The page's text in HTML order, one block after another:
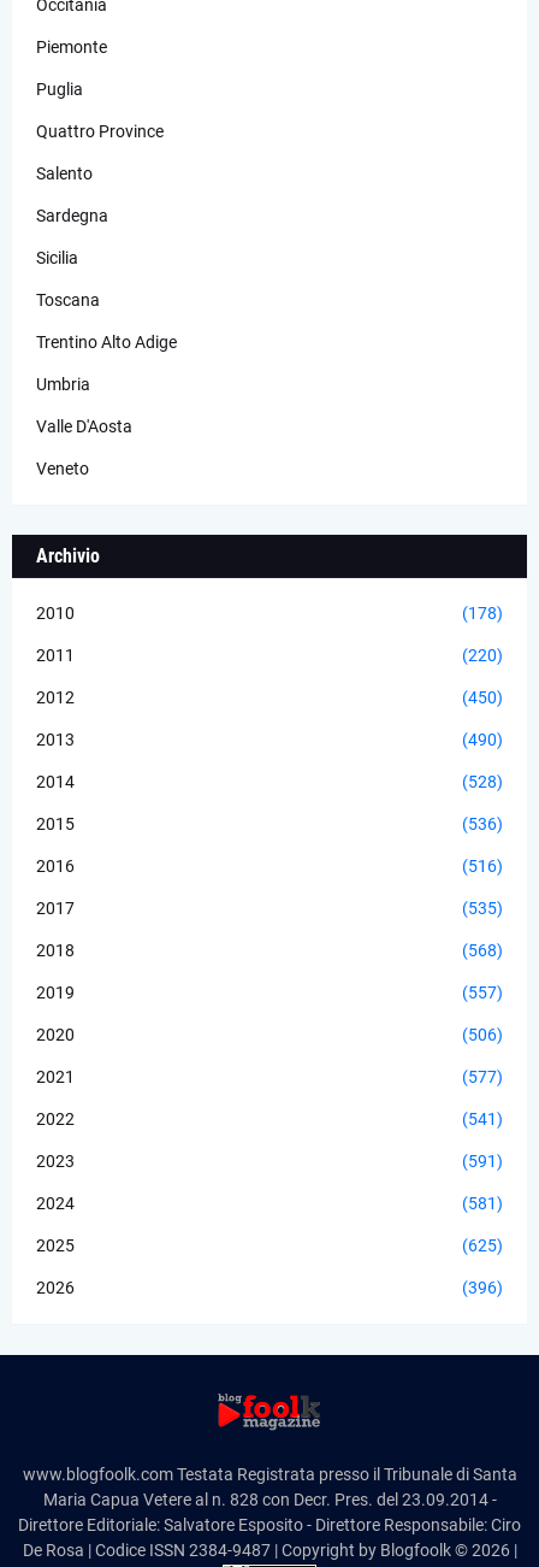
Occitania
Piemonte
Puglia
Quattro Province
Salento
Sardegna
Sicilia
Toscana
Trentino Alto Adige
Umbria
Valle D'Aosta
Veneto
Archivio
2010 (178)
2011 (220)
2012 (450)
2013 (490)
2014 (528)
2015 (536)
2016 (516)
2017 (535)
2018 (568)
2019 (557)
2020 (506)
2021 (577)
2022 (541)
2023 (591)
2024 (581)
2025 (625)
2026 (396)
www.blogfoolk.com Testata Registrata presso il Tribunale di Santa
Maria Capua Vetere al n. 828 con Decr. Pres. del 23.09.2014 -
Direttore Editoriale: Salvatore Esposito - Direttore Responsabile: Ciro
De Rosa | Codice ISSN 2384-9487 | Copyright by Blogfoolk © 2026 |